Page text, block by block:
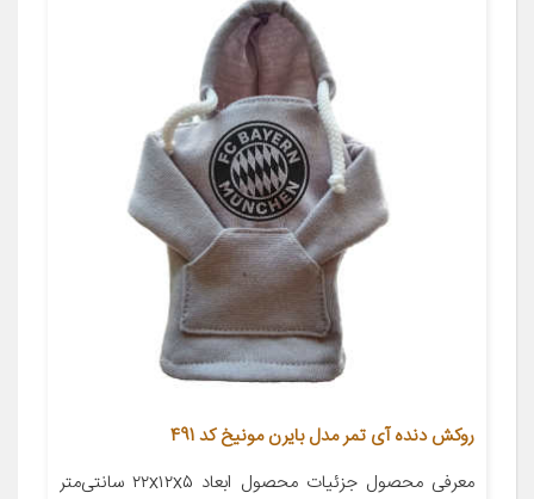
روکش دنده آی تمر مدل بایرن مونیخ کد 491
معرفی محصول جزئیات محصول ابعاد ۲۲x۱۲x۵ سانتی‌متر